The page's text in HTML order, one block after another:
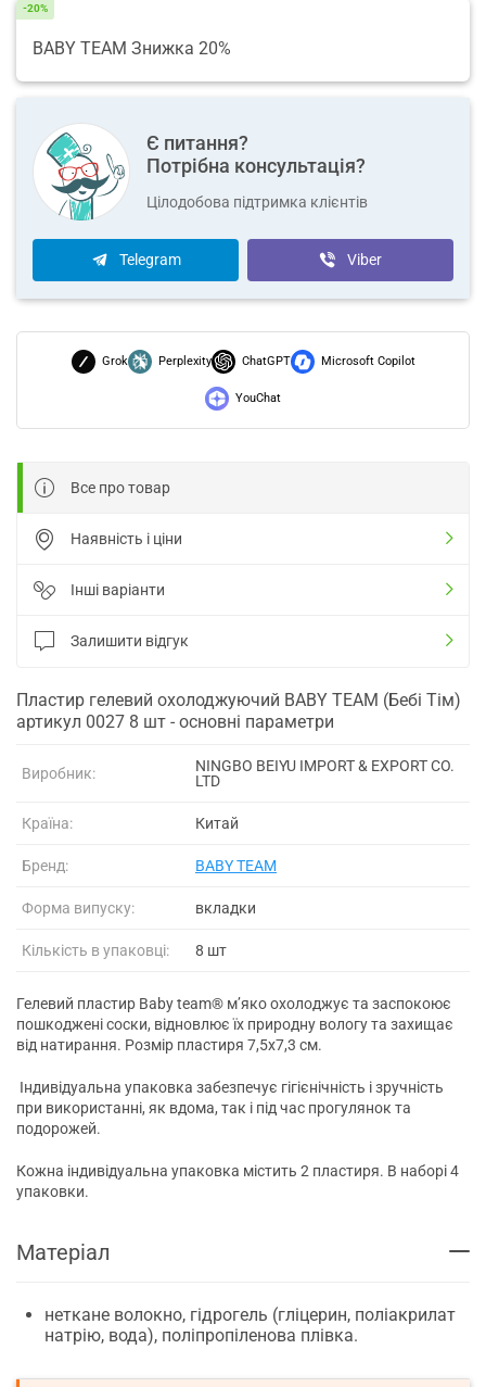
-20%
BABY TEAM Знижка 20%
Є питання?
Потрібна консультація?
Цілодобова підтримка клієнтів
Telegram Viber
Grok Perplexity ChatGPT Microsoft Copilot
YouChat
Все про товар
Наявність і ціни
Інші варіанти
Залишити відгук
Пластир гелевий охолоджуючий BABY TEAM (Бебі Тім)
артикул 0027 8 шт - основні параметри
Виробник:
NINGBO BEIYU IMPORT & EXPORT CO.
LTD
Країна: Китай
Бренд: BABY TEAM
Форма випуску: вкладки
Кількість в упаковці: 8 шт
Гелевий пластир Baby team® м’яко охолоджує та заспокоює
пошкоджені соски, відновлює їх природну вологу та захищає
від натирання. Розмір пластиря 7,5х7,3 см.
Індивідуальна упаковка забезпечує гігієнічність і зручність
при використанні, як вдома, так і під час прогулянок та
подорожей.
Кожна індивідуальна упаковка містить 2 пластиря. В наборі 4
упаковки.
Матеріал
неткане волокно, гідрогель (гліцерин, поліакрилат
натрію, вода), поліпропіленова плівка.